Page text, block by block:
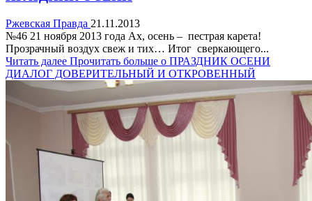
Ржевская Правда 21.11.2013
№46 21 ноября 2013 года Ах, осень – пестрая карета!
Прозрачный воздух свеж и тих… Итог сверкающего...
Читать далее Прочитать больше о ПРАЗДНИК ОСЕНИ
ДИАЛОГ ДОВЕРИТЕЛЬНЫЙ И ОТКРОВЕННЫЙ